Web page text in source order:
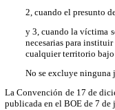
2, cuando el presunto
y 3, cuando la víctima
necesarias para
cualquier territorio bajo
No se excluye
La Convención de 17 de
publicada en el BOE de 7 de